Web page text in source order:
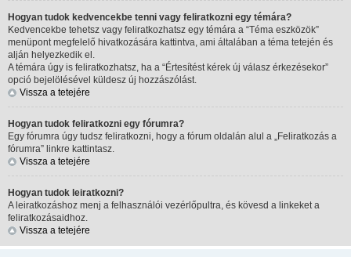
Hogyan tudok kedvencekbe tenni vagy feliratkozni egy témára?
Kedvencekbe tehetsz vagy feliratkozhatsz egy témára a “Téma eszközök”
menüpont megfelelő hivatkozására kattintva, ami általában a téma tetején és
alján helyezkedik el.
A témára úgy is feliratkozhatsz, ha a “Értesítést kérek új válasz érkezésekor”
opció bejelölésével küldesz új hozzászólást.
Vissza a tetejére
Hogyan tudok feliratkozni egy fórumra?
Egy fórumra úgy tudsz feliratkozni, hogy a fórum oldalán alul a „Feliratkozás a
fórumra” linkre kattintasz.
Vissza a tetejére
Hogyan tudok leiratkozni?
A leiratkozáshoz menj a felhasználói vezérlőpultra, és kövesd a linkeket a
feliratkozásaidhoz.
Vissza a tetejére